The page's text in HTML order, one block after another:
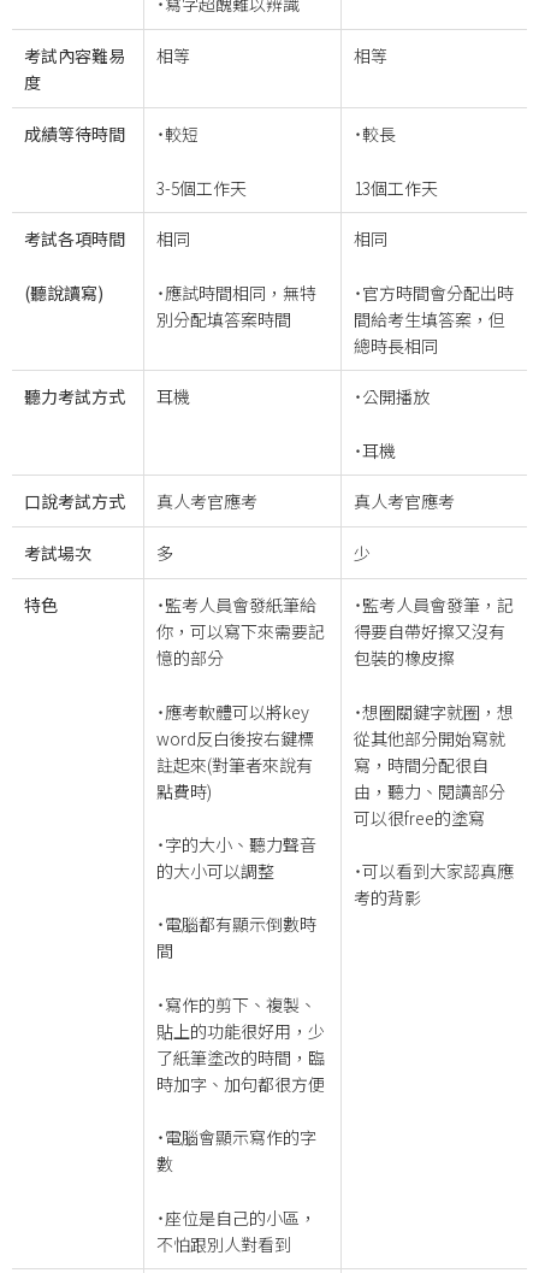
考試內容難易
度
相等 相等
成績等待時間 ˙較短
3-5個工作天
˙較長
13個工作天
考試各項時間
(聽說讀寫)
相同
˙應試時間相同，無特
別分配填答案時間
相同
˙官方時間會分配出時
間給考生填答案，但
總時長相同
聽力考試方式 耳機 ˙公開播放
˙耳機
口說考試方式 真人考官應考 真人考官應考
考試場次 多 少
特色
˙監考人員會發紙筆給
你，可以寫下來需要記
憶的部分
˙應考軟體可以將key
word反白後按右鍵標
註起來(對筆者來說有
點費時)
˙字的大小、聽力聲音
的大小可以調整
˙電腦都有顯示倒數時
間
˙寫作的剪下、複製、
貼上的功能很好用，少
了紙筆塗改的時間，臨
時加字、加句都很方便
˙電腦會顯示寫作的字
數
˙座位是自己的小區，
不怕跟別人對看到
˙監考人員會發筆，記
得要自帶好擦又沒有
包裝的橡皮擦
˙想圈關鍵字就圈，想
從其他部分開始寫就
寫，時間分配很自
由，聽力、閱讀部分
可以很free的塗寫
˙可以看到大家認真應
考的背影